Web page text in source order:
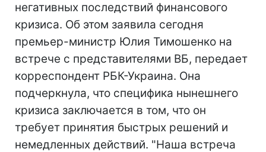
негативных последствий финансового
кризиса. Об этом заявила сегодня
премьер-министр Юлия Тимошенко на
встрече с представителями ВБ, передает
корреспондент РБК-Украина. Она
подчеркнула, что специфика нынешнего
кризиса заключается в том, что он
требует принятия быстрых решений и
немедленных действий. "Наша встреча